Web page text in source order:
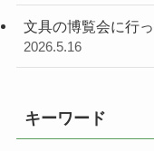
文具の博覧会に行
2026.5.16
キーワード